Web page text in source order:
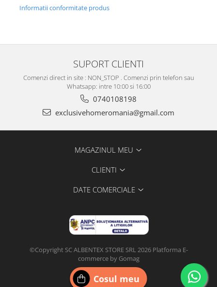
Informatii conformitate produs
SUPORT CLIENTI
Comenzi direct in site : NON_STOP . Comenzi prin telefon sau
Whatsapp: intre 10:00 si 16:00
0740108198
exclusivehomeromania@gmail.com
MAGAZINUL MEU
CLIENTI
DATE COMERCIALE
©Copyright SC ALBENTEX STORE SRL 2026 Platforma E-
commerce by Gomag
Configurat deDIGICLICK
Cosul meu